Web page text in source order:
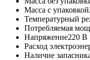
Масса с упаковкой
Температурный
Потребляемая
Напряжение220 В
Расход
Наличие